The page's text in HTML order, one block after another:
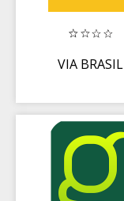
VIA BRASIL